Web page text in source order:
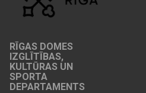
RĪGAS DOMES
IZGLĪTĪBAS,
KULTŪRAS UN
SPORTA
DEPARTAMENTS